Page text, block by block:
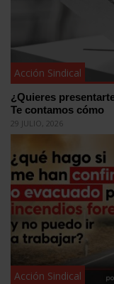
Acción Sindical
¿Quieres
Te contamos cómo
29 JULIO, 2026
Acción Sindical